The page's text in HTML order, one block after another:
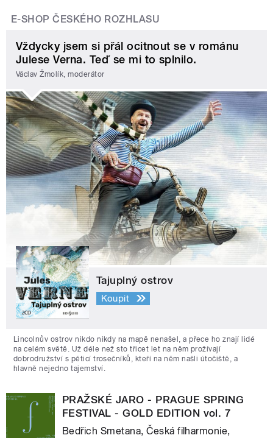
E-SHOP ČESKÉHO ROZHLASU
Vždycky jsem si přál ocitnout se v románu
Julese Verna. Teď se mi to splnilo.
Václav Žmolík, moderátor
Tajuplný ostrov
Koupit
Lincolnův ostrov nikdo nikdy na mapě nenašel, a přece ho znají lidé
na celém světě. Už déle než sto třicet let na něm prožívají
dobrodružství s pěticí trosečníků, kteří na něm našli útočiště, a
hlavně nejedno tajemství.
PRAŽSKÉ JARO - PRAGUE SPRING
FESTIVAL - GOLD EDITION vol. 7
Bedřich Smetana, Česká filharmonie,